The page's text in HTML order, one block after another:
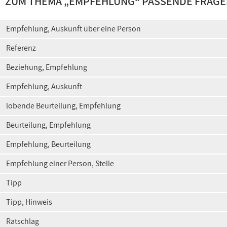
Empfehlung, Auskunft über eine Person
Referenz
Beziehung, Empfehlung
Empfehlung, Auskunft
lobende Beurteilung, Empfehlung
Beurteilung, Empfehlung
Empfehlung, Beurteilung
Empfehlung einer Person, Stelle
Tipp
Tipp, Hinweis
Ratschlag